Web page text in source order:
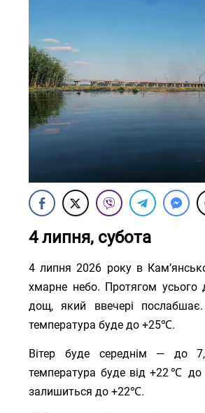
4 липня, субота
4 липня 2026 року в
хмарне небо. Протягом усього
дощ, який ввечері
температура буде до +25℃.
Вітер буде середнім — до
температура буде від +22℃
залишиться до +22℃.